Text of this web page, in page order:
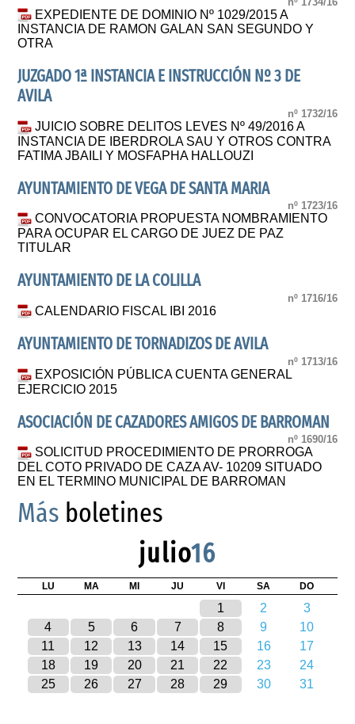
EXPEDIENTE DE DOMINIO Nº 1029/2015 A
INSTANCIA DE RAMON GALAN SAN SEGUNDO Y
OTRA
JUZGADO 1ª INSTANCIA E INSTRUCCIÓN Nº 3 DE
AVILA
nº 1732/16
JUICIO SOBRE DELITOS LEVES Nº 49/2016 A
INSTANCIA DE IBERDROLA SAU Y OTROS CONTRA
FATIMA JBAILI Y MOSFAPHA HALLOUZI
AYUNTAMIENTO DE VEGA DE SANTA MARIA
nº 1723/16
CONVOCATORIA PROPUESTA NOMBRAMIENTO
PARA OCUPAR EL CARGO DE JUEZ DE PAZ
TITULAR
AYUNTAMIENTO DE LA COLILLA
nº 1716/16
CALENDARIO FISCAL IBI 2016
AYUNTAMIENTO DE TORNADIZOS DE AVILA
nº 1713/16
EXPOSICIÓN PÚBLICA CUENTA GENERAL
EJERCICIO 2015
ASOCIACIÓN DE CAZADORES AMIGOS DE BARROMAN
nº 1690/16
SOLICITUD PROCEDIMIENTO DE PRORROGA
DEL COTO PRIVADO DE CAZA AV- 10209 SITUADO
EN EL TERMINO MUNICIPAL DE BARROMAN
Más boletines
julio16
LU MA MI JU VI SA DO
1 2
3
4
5 6 7 8 9
10
11
12 13 14 15 16
17
18
19 20 21 22 23
24
25
26 27 28 29 30 31